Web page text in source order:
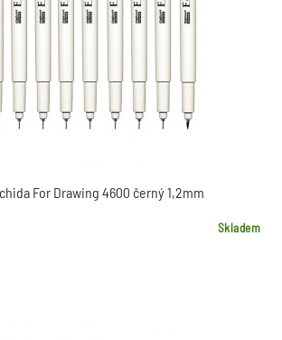
For Drawing 4600 černý 1,2mm
Skladem